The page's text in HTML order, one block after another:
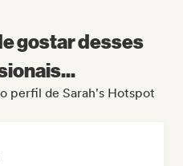
gostar desses
perfil de Sarah's Hotspot